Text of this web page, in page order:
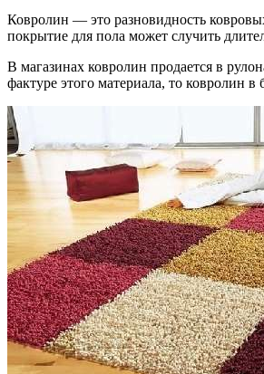
Ковролин — это разновидность
покрытие для пола может случить
В магазинах ковролин продается в
фактуре этого материала, то ковролин